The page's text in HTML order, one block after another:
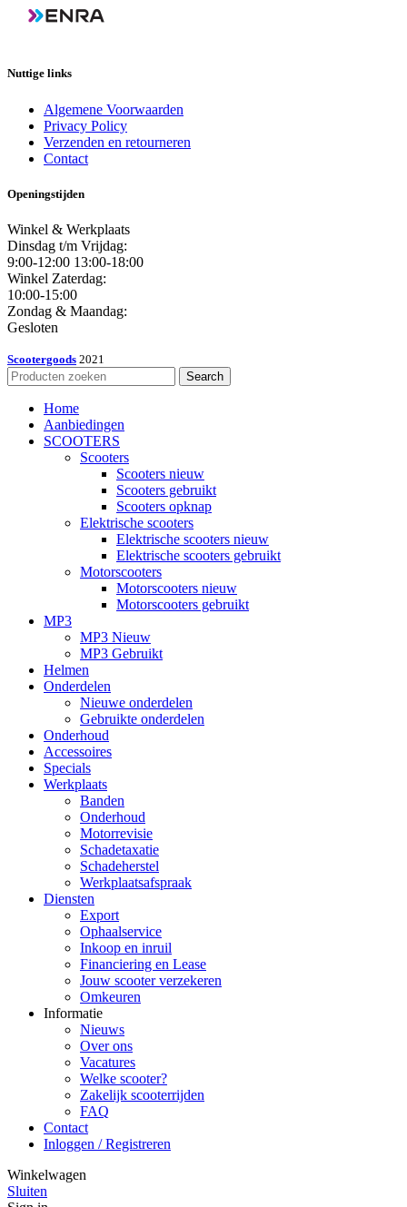
Nuttige links
Algemene Voorwaarden
Privacy Policy
Verzenden en retourneren
Contact
Openingstijden
Winkel & Werkplaats
Dinsdag t/m Vrijdag:
9:00-12:00 13:00-18:00
Winkel Zaterdag:
10:00-15:00
Zondag & Maandag:
Gesloten
Scootergoods 2021
Search
Home
Aanbiedingen
SCOOTERS
Scooters
Scooters nieuw
Scooters gebruikt
Scooters opknap
Elektrische scooters
Elektrische scooters nieuw
Elektrische scooters gebruikt
Motorscooters
Motorscooters nieuw
Motorscooters gebruikt
MP3
MP3 Nieuw
MP3 Gebruikt
Helmen
Onderdelen
Nieuwe onderdelen
Gebruikte onderdelen
Onderhoud
Accessoires
Specials
Werkplaats
Banden
Onderhoud
Motorrevisie
Schadetaxatie
Schadeherstel
Werkplaatsafspraak
Diensten
Export
Ophaalservice
Inkoop en inruil
Financiering en Lease
Jouw scooter verzekeren
Omkeuren
Informatie
Nieuws
Over ons
Vacatures
Welke scooter?
Zakelijk scooterrijden
FAQ
Contact
Inloggen / Registreren
Winkelwagen
Sluiten